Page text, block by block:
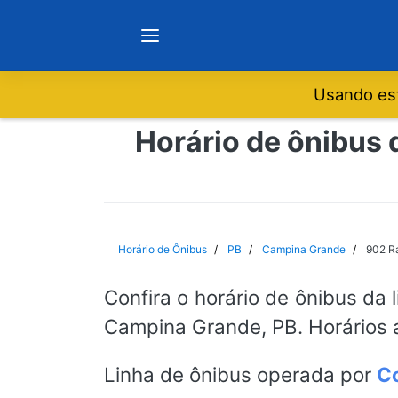
Notícias
São Paulo
Usando
Horário de ônibus
Horário de Ônibus PB Campina Grande 902
Confira o horário de ônibus da
Campina Grande, PB.
Linha de ônibus operada por